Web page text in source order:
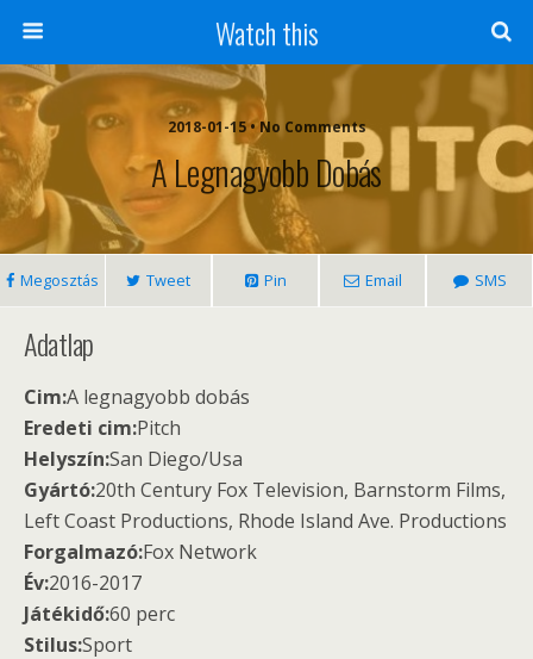
Watch this
2018-01-15 • No Comments
A Legnagyobb Dobás
Megosztás Tweet Pin Email SMS
Adatlap
Cim:A legnagyobb dobás
Eredeti cim:Pitch
Helyszín:San Diego/Usa
Gyártó:20th Century Fox Television, Barnstorm Films,
Left Coast Productions, Rhode Island Ave. Productions
Forgalmazó:Fox Network
Év:2016-2017
Játékidő:60 perc
Stilus:Sport